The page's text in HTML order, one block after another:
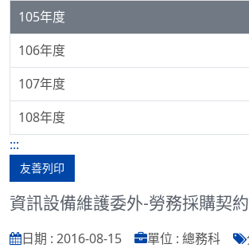
105年度
106年度
107年度
108年度
:::
友善列印
資訊設備維護委外-勞務採購契約
日期 : 2016-08-15 單位 : 總務科